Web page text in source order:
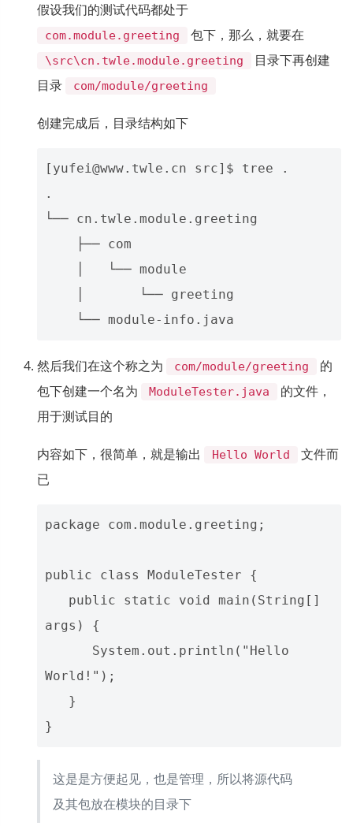
假设我们的测试代码都处于
com.module.greeting 包下，那么，就要在
\src\cn.twle.module.greeting
目录下再创建
目录
com/module/greeting
创建完成后，目录结构如下
[yufei@www.twle.cn src]$ tree .
.
└── cn.twle.module.greeting
然后我们在这个称之为 com/module/greeting
的
包下创建一个名为
ModuleTester.java
的文件，
用于测试目的
内容如下，很简单，就是输出 Hello World
文件而
已
package com.module.greeting;
public class ModuleTester {
args) {
World!");
这是是方便起见，也是管理，所以将源代码
及其包放在模块的目录下